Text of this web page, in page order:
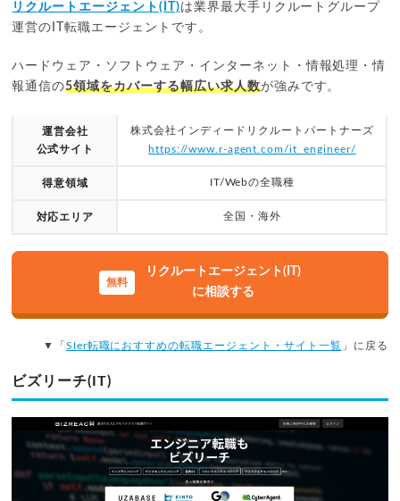
リクルートエージェント(IT)は業界最大手リクルートグループ
運営のIT転職エージェントです。
ハードウェア・ソフトウェア・インターネット・情報処理・情
報通信の5領域をカバーする幅広い求人数が強みです。
運営会社
公式サイト
株式会社インディードリクルートパートナーズ
https://www.r-agent.com/it_engineer/
得意領域 IT/Webの全職種
対応エリア 全国・海外
リクルートエージェント(IT)
に相談する
▼「 SIer転職におすすめの転職エージェント・サイト一覧 」に戻る
ビズリーチ(IT)